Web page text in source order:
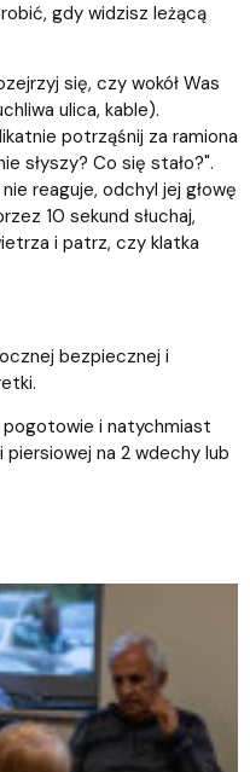
robić, gdy widzisz leżącą
się, czy wokół Was
ulica, kable).
potrząśnij za ramiona
słyszy? Co się stało?".
reaguje, odchyl jej głowę
10 sekund słuchaj,
i patrz, czy klatka
bezpiecznej i
pogotowie i natychmiast
na 2 wdechy lub